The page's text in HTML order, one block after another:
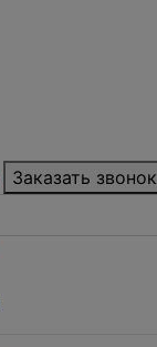
Заказать звонок